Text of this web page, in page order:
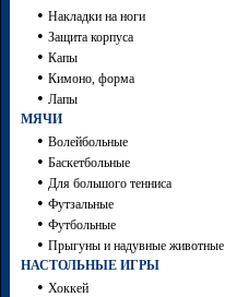
• Накладки на ноги
• Защита корпуса
• Капы
• Кимоно, форма
• Лапы
МЯЧИ
• Волейбольные
• Баскетбольные
• Для большого тенниса
• Футзальные
• Футбольные
• Прыгуны и надувные животные
НАСТОЛЬНЫЕ ИГРЫ
• Хоккей